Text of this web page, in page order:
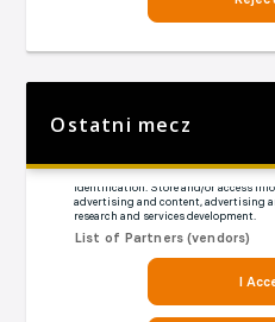
Ostatni mecz